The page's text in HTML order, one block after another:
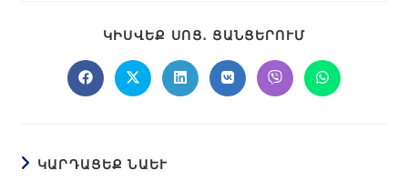
ԿԻՍՎԵՔ ՍՈՑ․ ՑԱՆՑԵՐՈՒՄ
ԿԱՐԴԱՑԵՔ ՆԱԵՒ